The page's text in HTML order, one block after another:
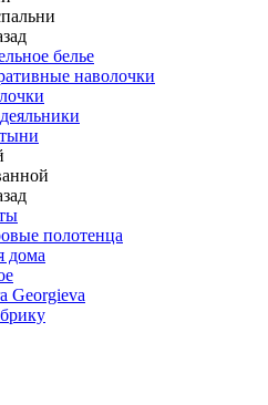
белье
наволочки
полотенца
дома
Georgieva